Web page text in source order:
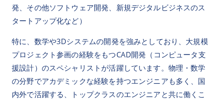
発、その他ソフトウェア開発、新規デジタルビジネスのス
タートアップ化など）
特に、数学や3Dシステムの開発を強みとしており、大規模
プロジェクト参画の経験をもつCAD開発（コンピュータ支
援設計）のスペシャリストが活躍しています。物理・数学
の分野でアカデミックな経験を持つエンジニアも多く、国
内外で活躍する、トップクラスのエンジニアと共に働くこ